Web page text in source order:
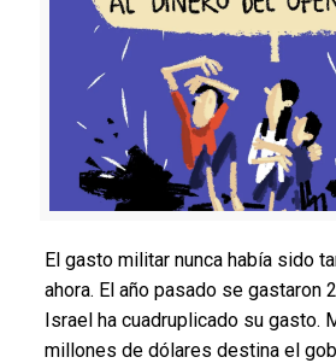
El gasto militar nunca había sido
ahora. El año pasado se gastaron
Israel ha cuadruplicado su gasto.
millones de dólares destina el